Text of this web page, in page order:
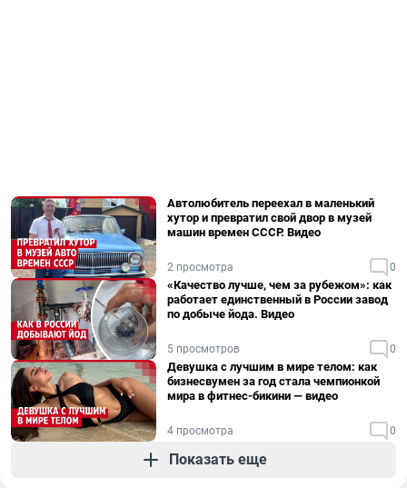
Автолюбитель переехал в маленький
хутор и превратил свой двор в музей
машин времен СССР. Видео
2 просмотра 0
«Качество лучше, чем за рубежом»: как
работает единственный в России завод
по добыче йода. Видео
5 просмотров 0
Девушка с лучшим в мире телом: как
бизнесвумен за год стала чемпионкой
мира в фитнес-бикини — видео
4 просмотра 0
Показать еще